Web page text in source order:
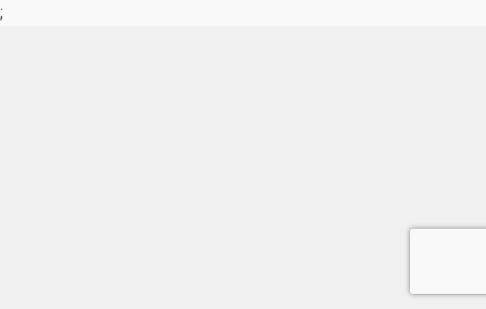
;